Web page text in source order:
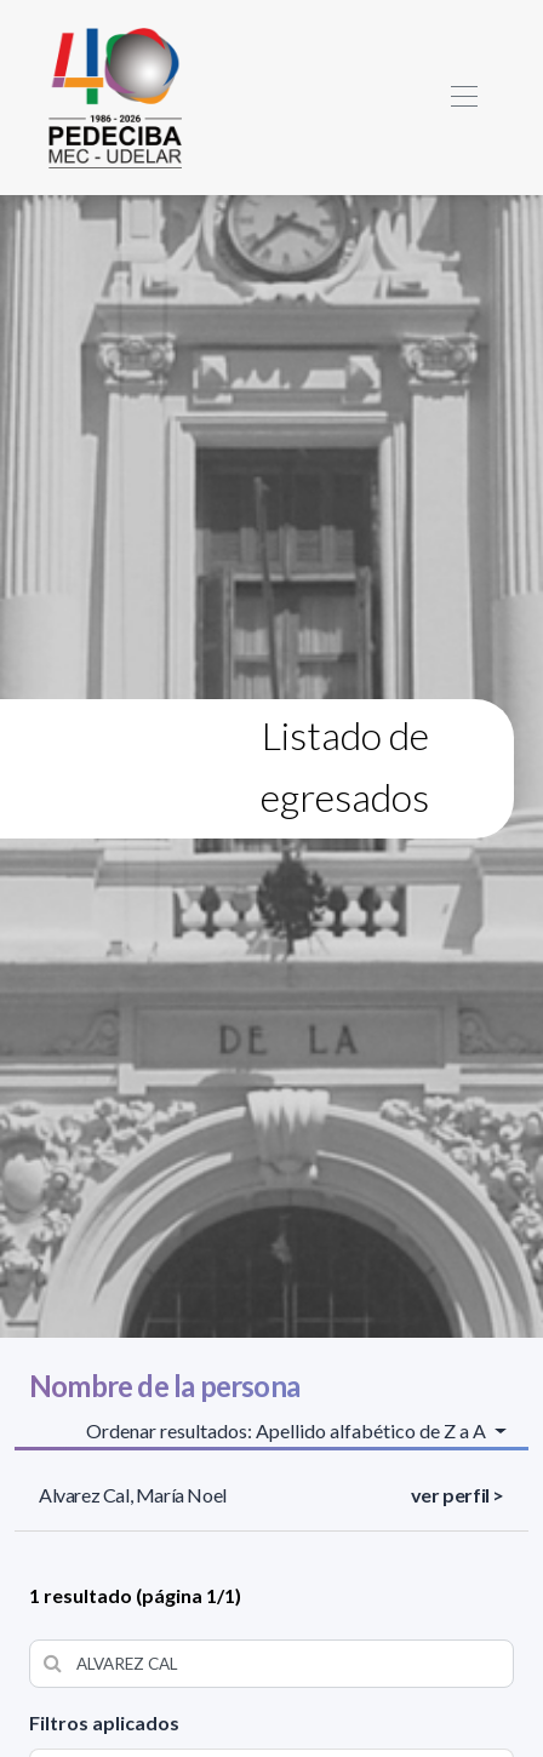
Listado de
egresados
Filtros aplicados
Nombre de la persona
Ordenar resultados: Apellido alfabético de Z a A
Alvarez Cal, María Noel ver perfil >
1 resultado (página 1/1)